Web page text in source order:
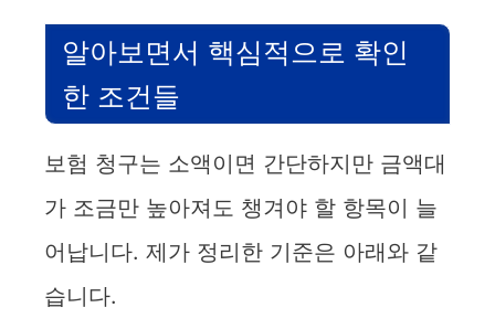
알아보면서 핵심적으로 확인
한 조건들
보험 청구는 소액이면 간단하지만 금액대
가 조금만 높아져도 챙겨야 할 항목이 늘
어납니다. 제가 정리한 기준은 아래와 같
습니다.